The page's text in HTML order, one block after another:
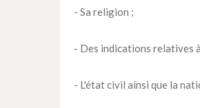
- Sa religion ;
- Des indications relatives
- L'état civil ainsi que la